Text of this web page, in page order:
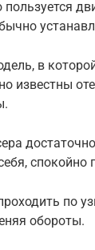
в
известны
спокойно
по
обороты.